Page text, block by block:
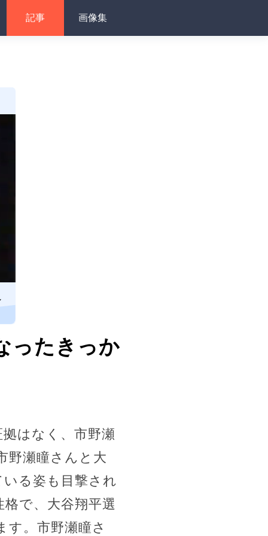
記事 画像集
ったきっか
はなく、市野瀬
野瀬瞳さんと大
る姿も目撃され
で、大谷翔平選
。市野瀬瞳さ